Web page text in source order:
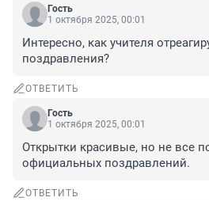
Гость
1 октября 2025, 00:01
Интересно, как учителя
поздравления?
ОТВЕТИТЬ
Гость
1 октября 2025, 00:01
Открытки красивые, но не все
официальных поздравлений.
ОТВЕТИТЬ